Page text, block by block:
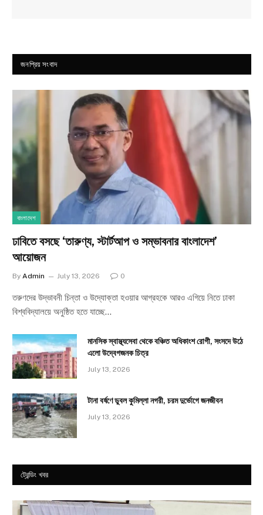
জনপ্রিয় সংবাদ
বাংলাদেশ
ঢাবিতে বসছে ‘তারুণ্য, স্টার্টআপ ও সম্ভাবনার বাংলাদেশ’
আয়োজন
By Admin July 13, 2026 0
তরুণদের উদ্ভাবনী চিন্তা ও উদ্যোক্তা হওয়ার আগ্রহকে আরও এগিয়ে নিতে ঢাকা
বিশ্ববিদ্যালয়ে অনুষ্ঠিত হতে যাচ্ছে…
মানসিক স্বাস্থ্যসেবা থেকে বঞ্চিত অধিকাংশ রোগী, সংসদে উঠে
এলো উদ্বেগজনক চিত্র
July 13, 2026
টানা বর্ষণে ডুবল কুমিল্লা নগরী, চরম দুর্ভোগে জনজীবন
July 13, 2026
ট্রেন্ডিং খবর